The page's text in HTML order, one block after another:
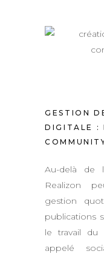
GESTION
DIGITALE :
Au-delà de
Realizon
gestion
publications
le travail du
appelé